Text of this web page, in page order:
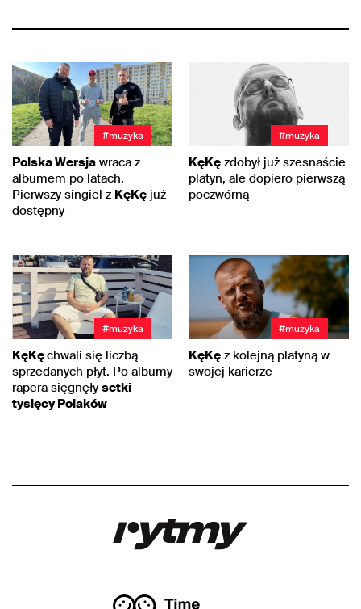
#muzyka
Polska Wersja wraca z
albumem po latach.
Pierwszy singiel z KęKę już
dostępny
#muzyka
KęKę zdobył już szesnaście
platyn, ale dopiero pierwszą
poczwórną
#muzyka
KęKęchwali się liczbą
sprzedanych płyt. Po albumy
rapera sięgnęły setki
tysięcy Polaków
#muzyka
KęKę z kolejną platyną w
swojej karierze